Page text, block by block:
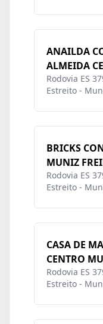
ANAILDA
ALMEIDA
Rodovia ES
Estreito -
BRICKS
MUNIZ
Rodovia ES
Estreito -
CASA DE
CENTRO
Rodovia ES
Estreito -